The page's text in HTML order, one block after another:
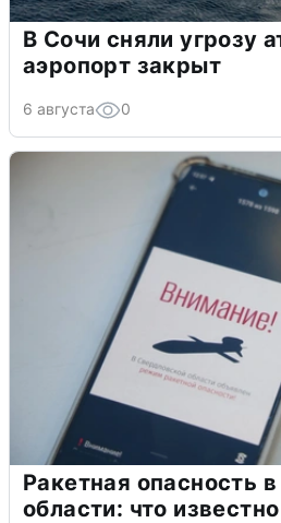
В Сочи сняли угрозу
аэропорт закрыт
6 августа 0
Ракетная опасность
области: что известно